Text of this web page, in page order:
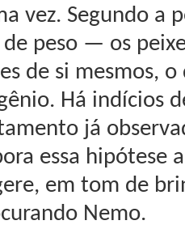
vez. Segundo a
peso — os
de si mesmos,
Há indícios
já
essa hipótese
em tom de
Nemo.